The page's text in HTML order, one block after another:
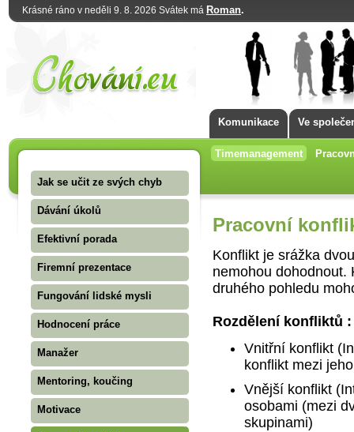
Krásné ráno v neděli 9. 8. 2026 Svátek má Roman.
Komunikace Ve
Timemanagement
Jak se učit ze svých chyb
Dávání úkolů
Efektivní porada
Firemní prezentace
Fungování lidské mysli
Hodnocení práce
Manažer
Mentoring, koučing
Motivace
Pracovní
Konflikt je srážka
nemohou dohodnout.
druhého pohledu
Rozdělení konfliktů :
Vnitřní konflikt
konflikt mezi
Vnější konflikt
osobami (mezi
skupinami)